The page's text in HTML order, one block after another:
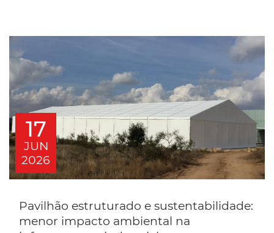
17
JUN
2026
Pavilhão estruturado e sustentabilidade:
menor impacto ambiental na